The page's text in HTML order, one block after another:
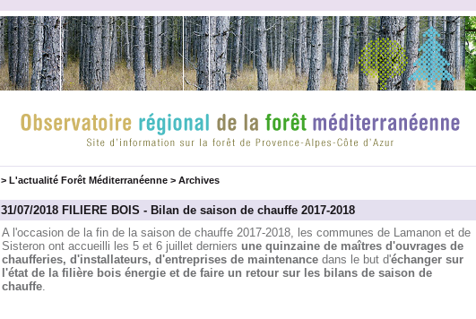
> L'actualité Forêt Méditerranéenne> Archives
31/07/2018 FILIERE BOIS - Bilan de saison de chauffe 2017-2018
A l'occasion de la fin de la saison de chauffe 2017-2018, les communes de Lamanon et de
Sisteron ont accueilli les 5 et 6 juillet derniers une quinzaine de maîtres d'ouvrages de
chaufferies, d'installateurs, d'entreprises de maintenancedans le but d'échanger sur
l'état de la filière bois énergie et de faire un retour sur les bilans de saison de
chauffe.